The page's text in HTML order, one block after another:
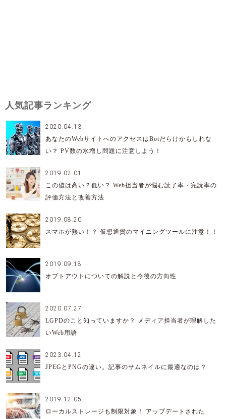
人気記事ランキング
2020.04.13
あなたのWebサイトへのアクセスはBotだらけかもしれな
い？ PV数の水増し問題に注意しよう！
2019.02.01
この値は高い？低い？ Web担当者が悩む読了率・完読率の
評価方法と改善方法
2019.08.20
スマホが熱い！？ 仮想通貨のマイニングツールに注意！！
2019.09.18
オプトアウトについての解説と今後の方向性
2020.07.27
LGPDのこと知っていますか？ メディア担当者が理解した
いWeb用語
2023.04.12
JPEGとPNGの違い。記事のサムネイルに最適なのは？
2019.12.05
ローカルストレージも制限対象！ アップデートされた